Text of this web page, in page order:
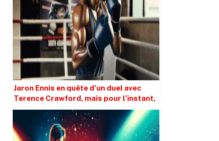
Jaron Ennis en quête d’un duel avec
Terence Crawford, mais pour l’instant,
Bud détourne le regard